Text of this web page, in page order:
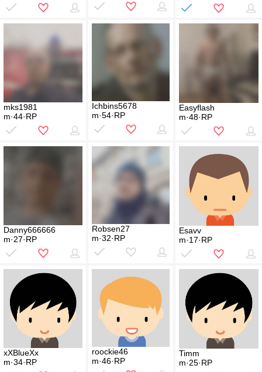
mks1981
m·44·RP
Ichbins5678
m·54·RP
Easyflash
m·48·RP
Danny666666
m·27·RP
Robsen27
m·32·RP
Esavv
m·17·RP
xXBlueXx
m·34·RP
roockie46
m·46·RP
Timm
m·25·RP